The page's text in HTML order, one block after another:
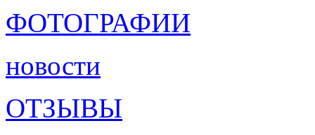
ФОТОГРАФИИ
новости
ОТЗЫВЫ